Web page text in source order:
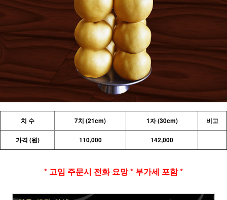
치 수 7치 (21cm) 1자 (30cm) 비고
가격 (원) 110,000 142,000
* 고임 주문시 전화 요망 * 부가세 포함 *